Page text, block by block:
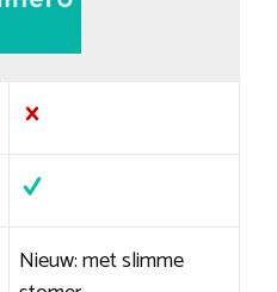
Nieuw: met slimme